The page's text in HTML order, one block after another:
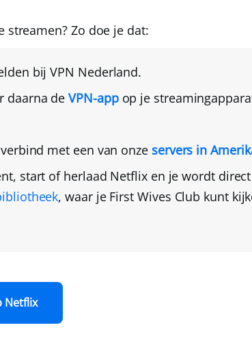
streamen? Zo doe je dat:
bijVPN Nederland.
daarna deVPN-appop je
verbind met een van onze servers in
start of herlaad Netflixen je wordt
, waar je First Wives Club kunt
Netflix